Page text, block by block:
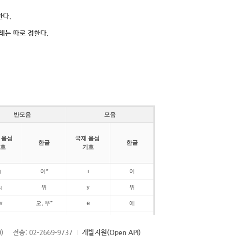
.
는 따로 정한다.
반모음 모음
성
한글
국제 음성
기호
한글
j 이* i 이
위 y 위
오, 우* e 에
ɛ 에
전송: 02-2669-9737 개발지원(Open API)